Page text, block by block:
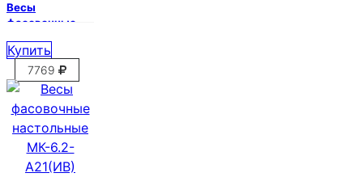
Весы
фасовочные
МК-3.2-А21(ИВ)
Купить
7769